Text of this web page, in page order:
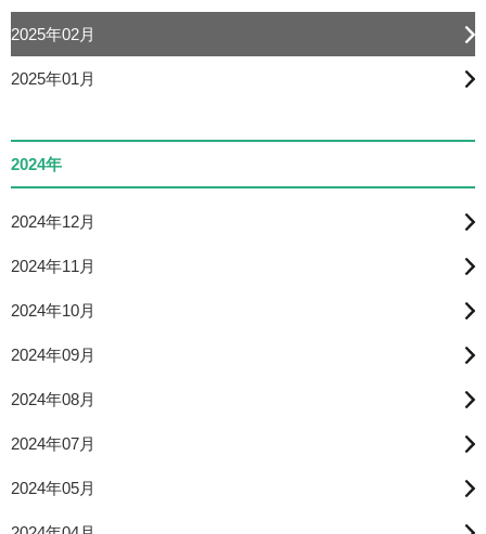
2025年02月
2025年01月
2024年
2024年12月
2024年11月
2024年10月
2024年09月
2024年08月
2024年07月
2024年05月